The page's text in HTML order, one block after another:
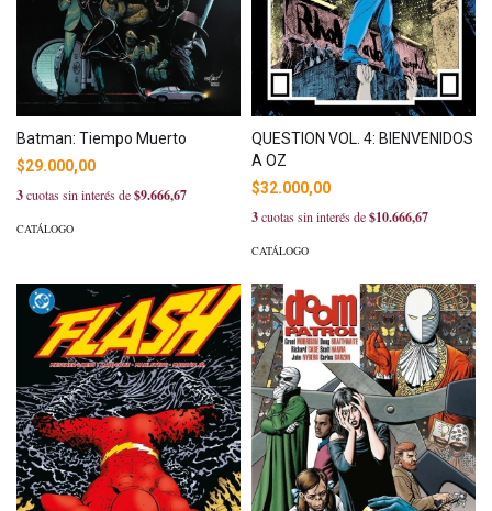
Batman: Tiempo Muerto
$29.000,00
3cuotas sin interés de$9.666,67
CATÁLOGO
QUESTION VOL. 4: BIENVENIDOS
A OZ
$32.000,00
3cuotas sin interés de$10.666,67
CATÁLOGO